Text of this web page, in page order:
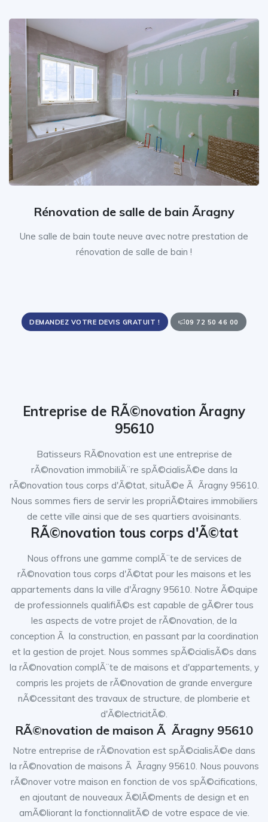
Rénovation de salle de bain Ãragny
Une salle de bain toute neuve avec notre prestation de
rénovation de salle de bain !
DEMANDEZ VOTRE DEVIS GRATUIT ! 09 72 50 46 00
Entreprise de RÃ©novation Ãragny
95610
Batisseurs RÃ©novation est une entreprise de
rÃ©novation immobiliÃ¨re spÃ©cialisÃ©e dans la
rÃ©novation tous corps d'Ã©tat, situÃ©e Ã Ãragny 95610.
Nous sommes fiers de servir les propriÃ©taires immobiliers
de cette ville ainsi que de ses quartiers avoisinants.
RÃ©novation tous corps d'Ã©tat
Nous offrons une gamme complÃ¨te de services de
rÃ©novation tous corps d'Ã©tat pour les maisons et les
appartements dans la ville d'Ãragny 95610. Notre Ã©quipe
de professionnels qualifiÃ©s est capable de gÃ©rer tous
les aspects de votre projet de rÃ©novation, de la
conception Ã la construction, en passant par la coordination
et la gestion de projet. Nous sommes spÃ©cialisÃ©s dans
la rÃ©novation complÃ¨te de maisons et d'appartements, y
compris les projets de rÃ©novation de grande envergure
nÃ©cessitant des travaux de structure, de plomberie et
d'Ã©lectricitÃ©.
RÃ©novation de maison Ã Ãragny 95610
Notre entreprise de rÃ©novation est spÃ©cialisÃ©e dans
la rÃ©novation de maisons Ã Ãragny 95610. Nous pouvons
rÃ©nover votre maison en fonction de vos spÃ©cifications,
en ajoutant de nouveaux Ã©lÃ©ments de design et en
amÃ©liorant la fonctionnalitÃ© de votre espace de vie.